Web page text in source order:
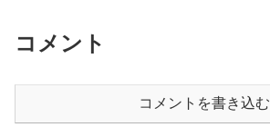
コメント
コメントを書き込む